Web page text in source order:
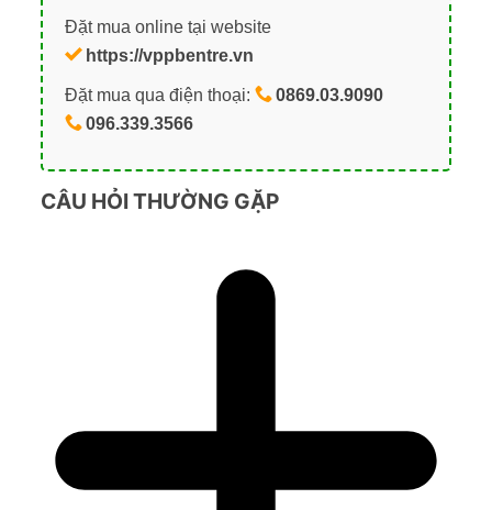
Đặt mua online tại website
https://vppbentre.vn
Đặt mua qua điện thoại:
0869.03.9090
096.339.3566
CÂU HỎI THƯỜNG GẶP